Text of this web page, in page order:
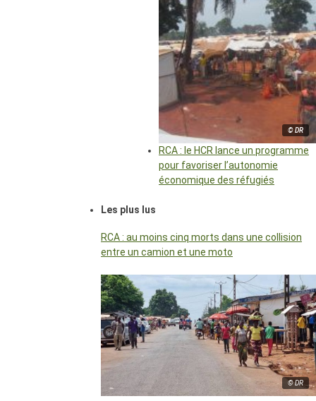
© DR
RCA : le HCR lance un programme
pour favoriser l’autonomie
économique des réfugiés
Les plus lus
RCA : au moins cinq morts dans une collision
entre un camion et une moto
© DR